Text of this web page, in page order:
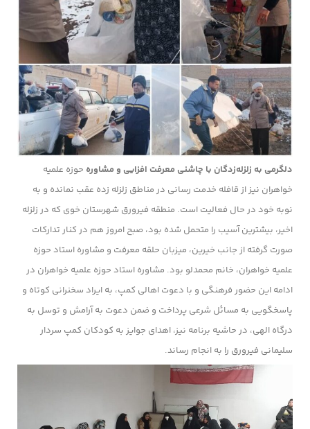
دلگرمی به زلزله‌زدگان با چاشنی معرفت افزایی و مشاوره حوزه علمیه
خواهران نیز از قافله خدمت رسانی در مناطق زلزله زده عقب نمانده و به
نوبه خود در حال فعالیت است. منطقه فیرورق شهرستان خوی که در زلزله
اخیر، بیشترین آسیب را متحمل شده بود، صبح امروز هم در کنار تدارکات
صورت گرفته از جانب خیرین، میزبان حلقه معرفت و مشاوره استاد حوزه
علمیه خواهران، خانم محمدلو بود. مشاوره استاد حوزه علمیه خواهران در
ادامه این حضور فرهنگی و با دعوت اهالی کمپ، به ایراد سخنرانی کوتاه و
پاسخگویی به مسائل شرعی پرداخت و ضمن دعوت به آرامش و توسل به
درگاه الهی، در حاشیه برنامه نیز، اهدای جوایز به کودکان کمپ سردار
سلیمانی فیرورق را به انجام رساند.